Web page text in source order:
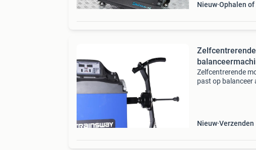
Nieuw Ophalen of
Zelfcentrerende
past op balanceer
Nieuw Verzenden